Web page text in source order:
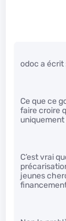
odoc a écrit
Ce que ce
faire croire
uniquement
C’est vrai
jeunes